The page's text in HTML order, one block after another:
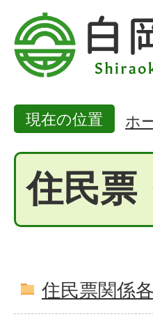
現在の位置 ホ
住民票
住民票関係